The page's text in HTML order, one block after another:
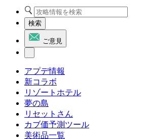
検索
ご意見
アプデ情報
新コラボ
リゾートホテル
夢の島
リセットさん
カブ価予測ツール
美術品一覧